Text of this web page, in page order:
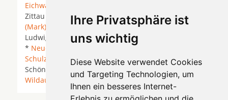
Ihre Privatsphäre ist
uns wichtig
Diese Website verwendet Cookies
und Targeting Technologien, um
Ihnen ein besseres Internet-
Eichwalde
Zittau *
Großbeeren * Hoppegarten *Hoppegarten
(Mark)
Hönow * Königs Wusterhausen*
Ludwigsfelde * Miersdorfer Werder *
* Neuenhagen bei Berlin Rangsdorf
Schulzendorf *Schulzendorf bei Eichwalde*
Schönefeld *
Schönefeld bei Berlin
* Teltow *
Wildau
Zeuthen *